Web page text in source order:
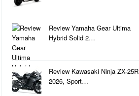
Review Yamaha Gear Ultima
Hybrid Solid 2…
Review Kawasaki Ninja ZX-25R
2026, Sport…